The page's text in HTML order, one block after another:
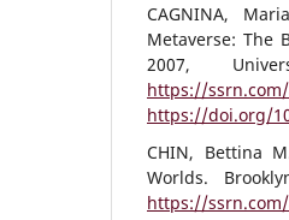
CAGNINA,
Metaverse: The
2007,
https://
https://doi.org/
CHIN, Bettina
Worlds.
https://